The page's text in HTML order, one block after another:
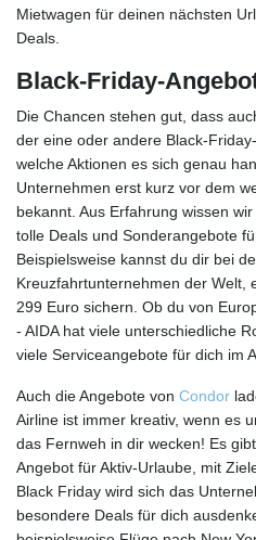
Mietwagen für deinen nächsten
Deals.
Black-Friday-
Die Chancen stehen gut, dass
der eine oder andere Black-
welche Aktionen es sich genau
Unternehmen erst kurz vor dem
bekannt. Aus Erfahrung wissen
tolle Deals und Sonderangebote
Beispielsweise kannst du dir bei
Kreuzfahrtunternehmen der Welt,
299 Euro sichern. Ob du von
- AIDA hat viele unterschiedliche
viele Serviceangebote für dich im
Auch die Angebote von Condor
Airline ist immer kreativ, wenn es
das Fernweh in dir wecken! Es
Angebot für Aktiv-Urlaube, mit
Black Friday wird sich das
besondere Deals für dich